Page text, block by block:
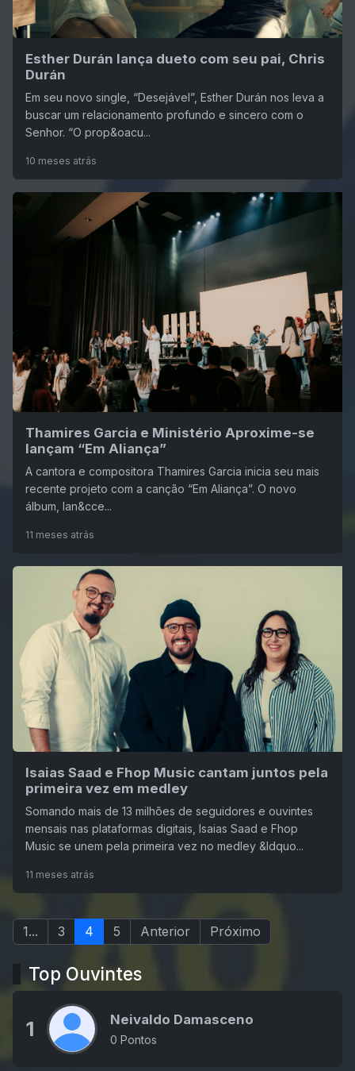
Esther Durán lança dueto com seu pai, Chris
Durán
Em seu novo single, “Desejável”, Esther Durán nos leva a
buscar um relacionamento profundo e sincero com o
Senhor. “O prop&oacu...
10 meses atrás
Thamires Garcia e Ministério Aproxime-se
lançam “Em Aliança”
A cantora e compositora Thamires Garcia inicia seu mais
recente projeto com a canção “Em Aliança”. O novo
álbum, lan&cce...
11 meses atrás
Isaias Saad e Fhop Music cantam juntos pela
primeira vez em medley
Somando mais de 13 milhões de seguidores e ouvintes
mensais nas plataformas digitais, Isaias Saad e Fhop
Music se unem pela primeira vez no medley &ldquo...
11 meses atrás
1... 3 4 5 Anterior Próximo
Top Ouvintes
1 Neivaldo Damasceno
0 Pontos